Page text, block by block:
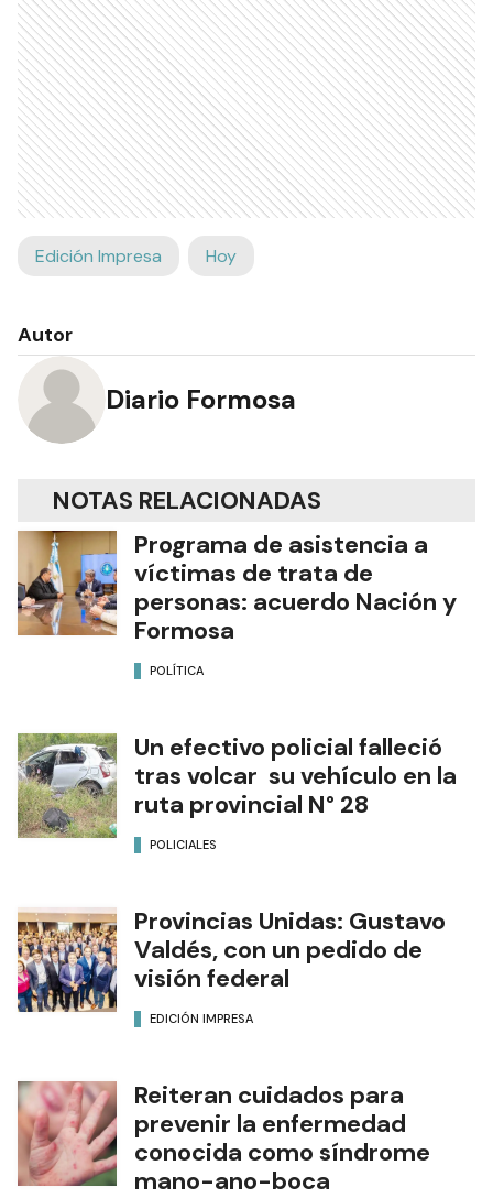
Edición Impresa Hoy
Autor
Diario Formosa
NOTAS RELACIONADAS
Programa de asistencia a
víctimas de trata de
personas: acuerdo Nación y
Formosa
POLÍTICA
Un efectivo policial falleció
tras volcar su vehículo en la
ruta provincial N° 28
POLICIALES
Provincias Unidas: Gustavo
Valdés, con un pedido de
visión federal
EDICIÓN IMPRESA
Reiteran cuidados para
prevenir la enfermedad
conocida como síndrome
mano-ano-boca